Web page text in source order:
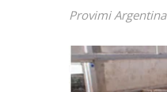
Provimi Argentina